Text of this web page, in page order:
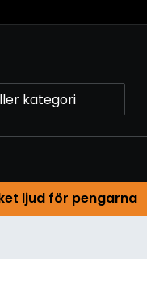
ljud för pengarna